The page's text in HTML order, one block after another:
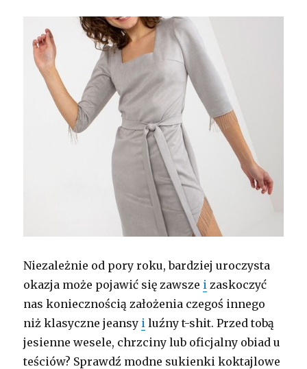
Niezależnie od pory roku, bardziej uroczysta
okazja może pojawić się zawsze i zaskoczyć
nas koniecznością założenia czegoś innego
niż klasyczne jeansy i luźny t-shit. Przed tobą
jesienne wesele, chrzciny lub oficjalny obiad u
teściów? Sprawdź modne sukienki koktajlowe